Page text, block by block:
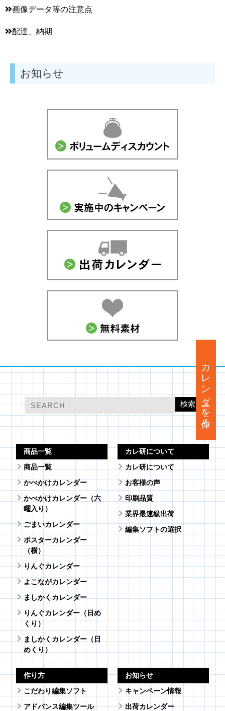
カレンダーを作る
画像データ等の注意点
配達、納期
お知らせ
検索
商品一覧
商品一覧
かべかけカレンダー
かべかけカレンダー（六
曜入り）
ごまいカレンダー
ポスターカレンダー
（横）
りんぐカレンダー
よこながカレンダー
ましかくカレンダー
りんぐカレンダー（日め
くり）
ましかくカレンダー（日
めくり）
カレ研について
カレ研について
お客様の声
印刷品質
業界最速級出荷
編集ソフトの選択
作り方
こだわり編集ソフト
アドバンス編集ツール
お知らせ
キャンペーン情報
出荷カレンダー